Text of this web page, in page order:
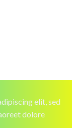
elit, sed
dolore